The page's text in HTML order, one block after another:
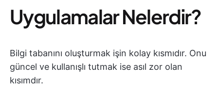
Uygulamalar Nelerdir?
Bilgi tabanını oluşturmak işin kolay kısmıdır. Onu
güncel ve kullanışlı tutmak ise asıl zor olan
kısımdır.